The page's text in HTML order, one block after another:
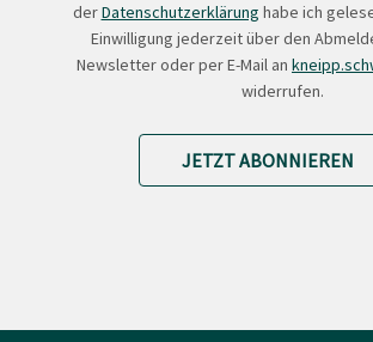
derDatenschutzerklärung habe ich
Einwilligung jederzeit über den
Newsletter oder per E-Mail an
widerrufen.
JETZT ABONNIEREN